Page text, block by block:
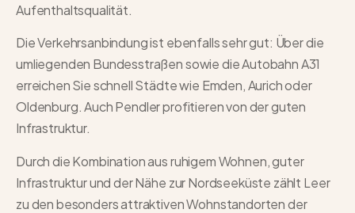
Aufenthaltsqualität.
Die Verkehrsanbindung ist ebenfalls sehr gut: Über die
umliegenden Bundesstraßen sowie die Autobahn A31
erreichen Sie schnell Städte wie Emden, Aurich oder
Oldenburg. Auch Pendler profitieren von der guten
Infrastruktur.
Durch die Kombination aus ruhigem Wohnen, guter
Infrastruktur und der Nähe zur Nordseeküste zählt Leer
zu den besonders attraktiven Wohnstandorten der